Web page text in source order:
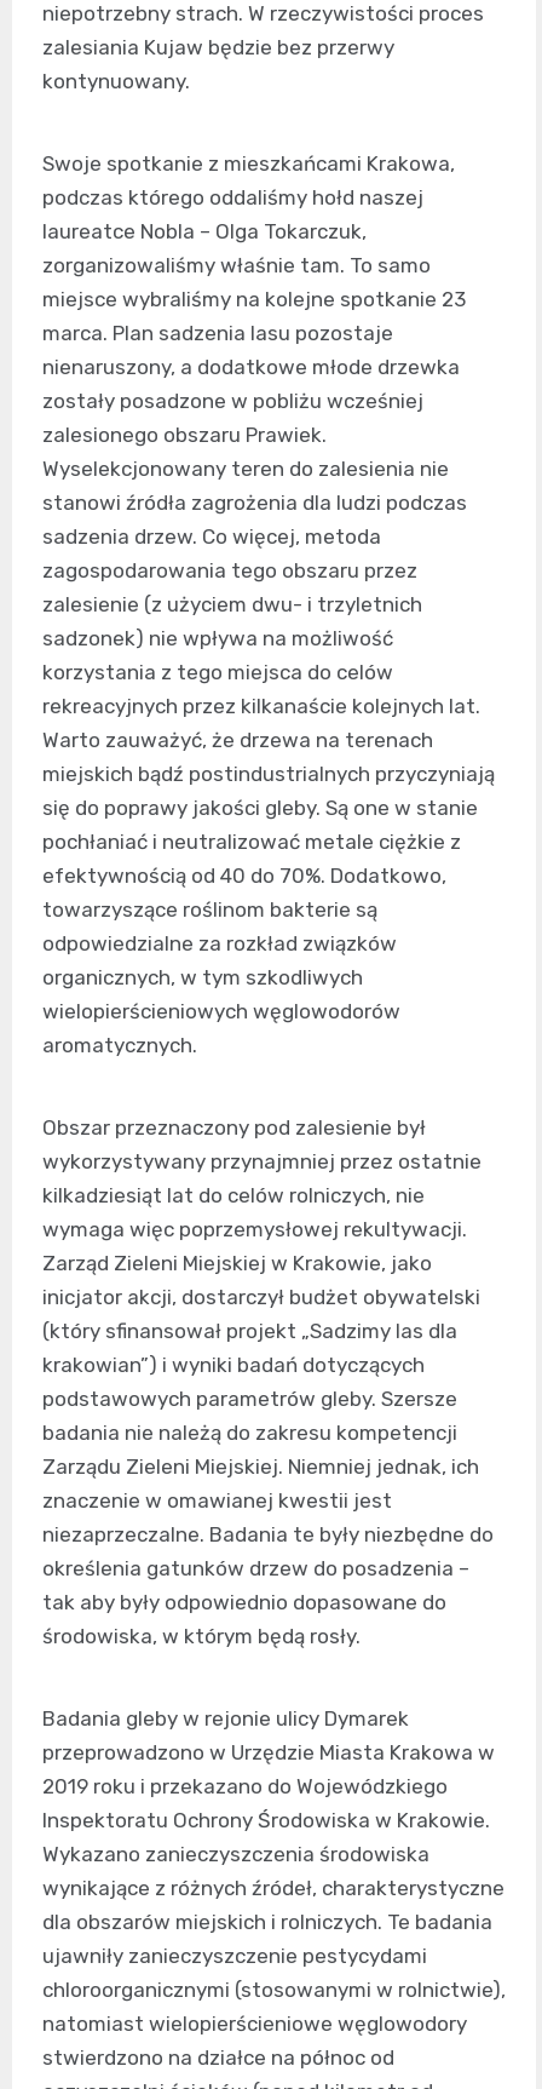
niepotrzebny strach. W rzeczywistości proces
zalesiania Kujaw będzie bez przerwy
kontynuowany.
Swoje spotkanie z mieszkańcami Krakowa,
podczas którego oddaliśmy hołd naszej
laureatce Nobla – Olga Tokarczuk,
zorganizowaliśmy właśnie tam. To samo
miejsce wybraliśmy na kolejne spotkanie 23
marca. Plan sadzenia lasu pozostaje
nienaruszony, a dodatkowe młode drzewka
zostały posadzone w pobliżu wcześniej
zalesionego obszaru Prawiek.
Wyselekcjonowany teren do zalesienia nie
stanowi źródła zagrożenia dla ludzi podczas
sadzenia drzew. Co więcej, metoda
zagospodarowania tego obszaru przez
zalesienie (z użyciem dwu- i trzyletnich
sadzonek) nie wpływa na możliwość
korzystania z tego miejsca do celów
rekreacyjnych przez kilkanaście kolejnych lat.
Warto zauważyć, że drzewa na terenach
miejskich bądź postindustrialnych przyczyniają
się do poprawy jakości gleby. Są one w stanie
pochłaniać i neutralizować metale ciężkie z
efektywnością od 40 do 70%. Dodatkowo,
towarzyszące roślinom bakterie są
odpowiedzialne za rozkład związków
organicznych, w tym szkodliwych
wielopierścieniowych węglowodorów
aromatycznych.
Obszar przeznaczony pod zalesienie był
wykorzystywany przynajmniej przez ostatnie
kilkadziesiąt lat do celów rolniczych, nie
wymaga więc poprzemysłowej rekultywacji.
Zarząd Zieleni Miejskiej w Krakowie, jako
inicjator akcji, dostarczył budżet obywatelski
(który sfinansował projekt „Sadzimy las dla
krakowian”) i wyniki badań dotyczących
podstawowych parametrów gleby. Szersze
badania nie należą do zakresu kompetencji
Zarządu Zieleni Miejskiej. Niemniej jednak, ich
znaczenie w omawianej kwestii jest
niezaprzeczalne. Badania te były niezbędne do
określenia gatunków drzew do posadzenia –
tak aby były odpowiednio dopasowane do
środowiska, w którym będą rosły.
Badania gleby w rejonie ulicy Dymarek
przeprowadzono w Urzędzie Miasta Krakowa w
2019 roku i przekazano do Wojewódzkiego
Inspektoratu Ochrony Środowiska w Krakowie.
Wykazano zanieczyszczenia środowiska
wynikające z różnych źródeł, charakterystyczne
dla obszarów miejskich i rolniczych. Te badania
ujawniły zanieczyszczenie pestycydami
chloroorganicznymi (stosowanymi w rolnictwie),
natomiast wielopierścieniowe węglowodory
stwierdzono na działce na północ od